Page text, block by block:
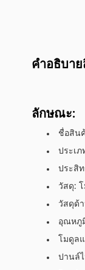
คําอธิบา
ลักษณะ:
ชื่อสิน
ประเภ
ประสิ
วัสดุ:
วัสดุด้
อุณหภูมิ
โมดูล
ปานล์